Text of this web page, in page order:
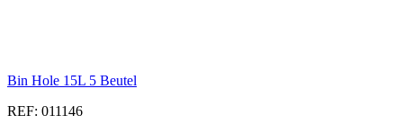
Bin Hole 15L 5 Beutel
REF: 011146